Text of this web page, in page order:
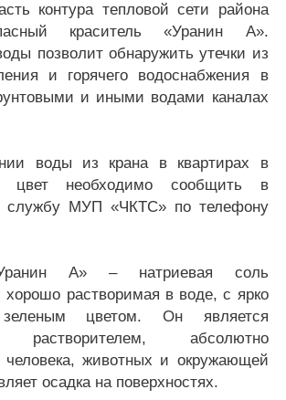
контура тепловой сети района
краситель «Уранин А».
позволит обнаружить утечки из
и горячего водоснабжения в
и иными водами каналах
воды из крана в квартирах в
цвет необходимо сообщить в
службу МУП «ЧКТС» по телефону
А» – натриевая соль
растворимая в воде, с ярко
цветом. Он является
растворителем, абсолютно
человека, животных и окружающей
осадка на поверхностях.